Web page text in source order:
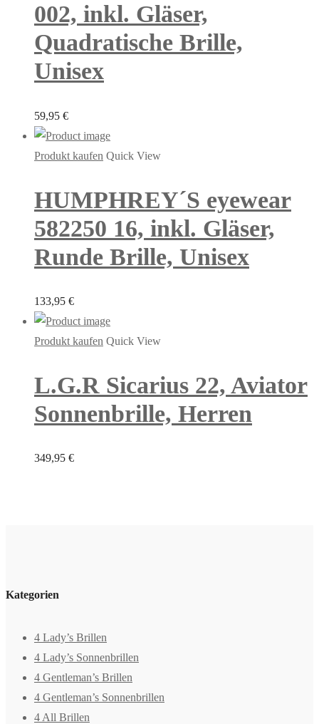
002, inkl. Gläser,
Quadratische Brille,
Unisex
59,95 €
Produkt kaufen Quick View
HUMPHREY´S eyewear
582250 16, inkl. Gläser,
Runde Brille, Unisex
133,95 €
Produkt kaufen Quick View
L.G.R Sicarius 22, Aviator
Sonnenbrille, Herren
349,95 €
Kategorien
4 Lady’s Brillen
4 Lady’s Sonnenbrillen
4 Gentleman’s Brillen
4 Gentleman’s Sonnenbrillen
4 All Brillen